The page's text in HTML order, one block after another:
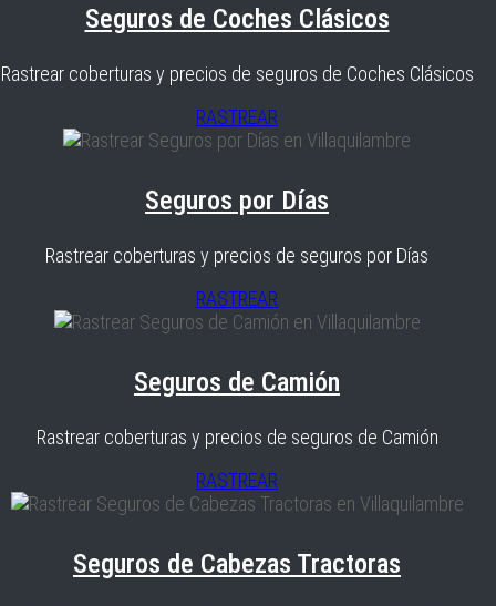
Seguros de Coches Clásicos
Rastrear coberturas y precios de seguros de Coches Clásicos
RASTREAR
Seguros por Días
Rastrear coberturas y precios de seguros por Días
RASTREAR
Seguros de Camión
Rastrear coberturas y precios de seguros de Camión
RASTREAR
Seguros de Cabezas Tractoras